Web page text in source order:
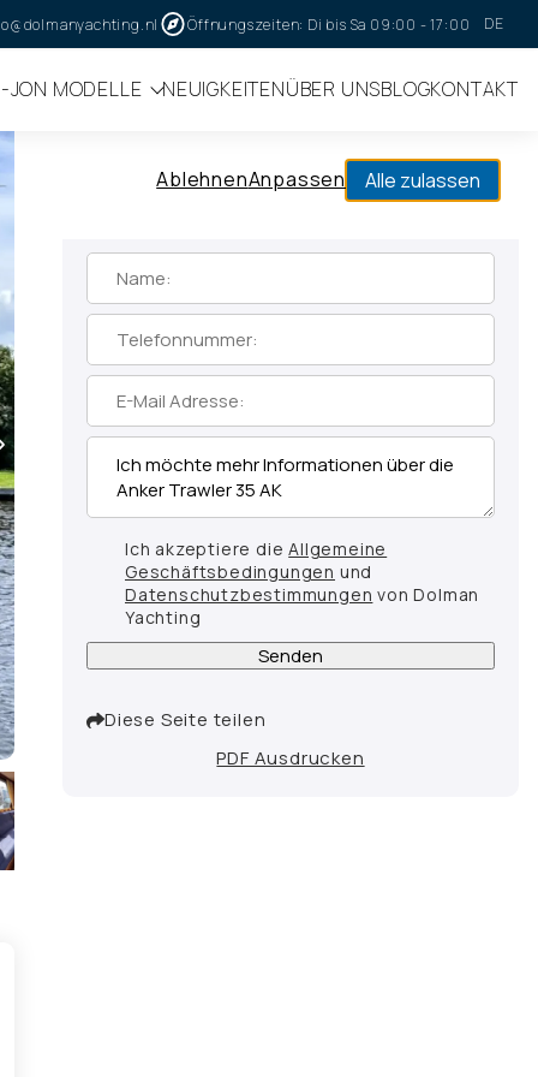
Öffnungszeiten: Di bis Sa 09:00 - 17:00 DE
JON MODELLE NEUIGKEITENÜBER UNSBLOGKONTAKT
Informationsanfrage
Mehr Informationen zu den Anker Trawler
Ich akzeptiere dieAllgemeine
Geschäftsbedingungen und
Datenschutzbestimmungen von Dolman
Yachting
Senden
Diese Seite teilen
PDF Ausdrucken
unsere Verwendung von Cookies in unserer
Alle zulassen
Anpassen
Ablehnen